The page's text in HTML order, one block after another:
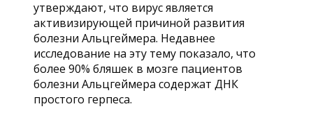
утверждают, что вирус является
активизирующей причиной развития
болезни Альцгеймера. Недавнее
исследование на эту тему показало, что
более 90% бляшек в мозге пациентов
болезни Альцгеймера содержат ДНК
простого герпеса.